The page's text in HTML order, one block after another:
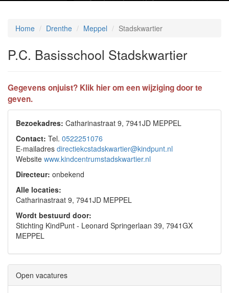
Home Drenthe Meppel Stadskwartier
P.C. Basisschool Stadskwartier
Gegevens onjuist? Klik hier om een wijziging door te
geven.
Bezoekadres: Catharinastraat 9, 7941JD MEPPEL
Contact: Tel. 0522251076
E-mailadres directiekcstadskwartier@kindpunt.nl
Website www.kindcentrumstadskwartier.nl
Directeur: onbekend
Alle locaties:
Catharinastraat 9, 7941JD MEPPEL
Wordt bestuurd door:
Stichting KindPunt - Leonard Springerlaan 39, 7941GX
MEPPEL
Open vacatures